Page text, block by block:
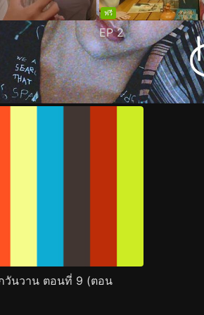
ฟรี
EP2
พนิ่ง เนื้อหาที่แนะนำ รายละเอียด
วันวาน ตอนที่ 9 (ตอน